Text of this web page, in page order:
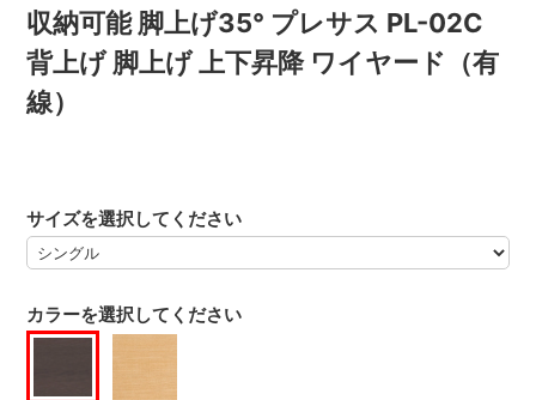
収納可能 脚上げ35° プレサス PL-02C
背上げ 脚上げ 上下昇降 ワイヤード（有
線）
カラーを選択してください
サイズを選択してください